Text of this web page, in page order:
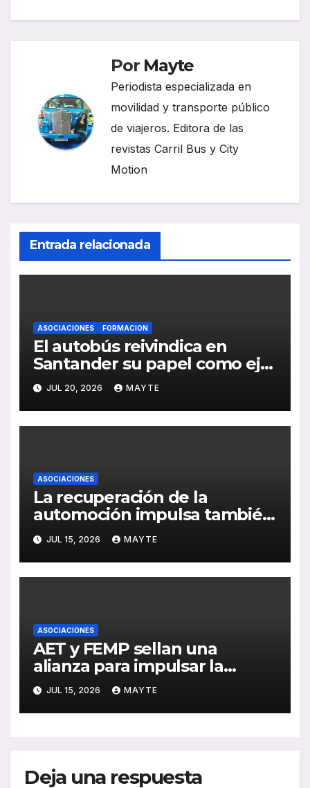
Por Mayte
Periodista especializada en
movilidad y transporte público
de viajeros. Editora de las
revistas Carril Bus y City
Motion
Entrada relacionada
ASOCIACIONES FORMACION
El autobús reivindica en
Santander su papel como eje
de la movilidad sostenible y la
cohesión territorial
JUL 20, 2026 MAYTE
ASOCIACIONES
La recuperación de la
automoción impulsa también
al sector del autocar: récord
de inversión y avance de la
electrificación en 2025
JUL 15, 2026 MAYTE
ASOCIACIONES
AET y FEMP sellan una
alianza para impulsar la
movilidad inteligente en las
ciudades españolas
JUL 15, 2026 MAYTE
Deja una respuesta